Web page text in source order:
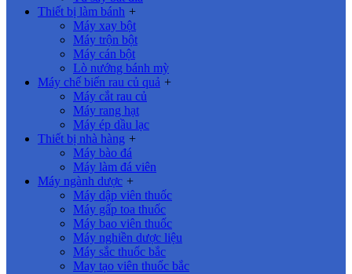
Thiết bị làm bánh +
Máy xay bột
Máy trộn bột
Máy cán bột
Lò nướng bánh mỳ
Máy chế biến rau củ quả +
Máy cắt rau củ
Máy rang hạt
Máy ép dầu lạc
Thiết bị nhà hàng +
Máy bào đá
Máy làm đá viên
Máy ngành dược +
Máy dập viên thuốc
Máy gấp toa thuốc
Máy bao viên thuốc
Máy nghiền dược liệu
Máy sắc thuốc bắc
May tạo viên thuốc bắc